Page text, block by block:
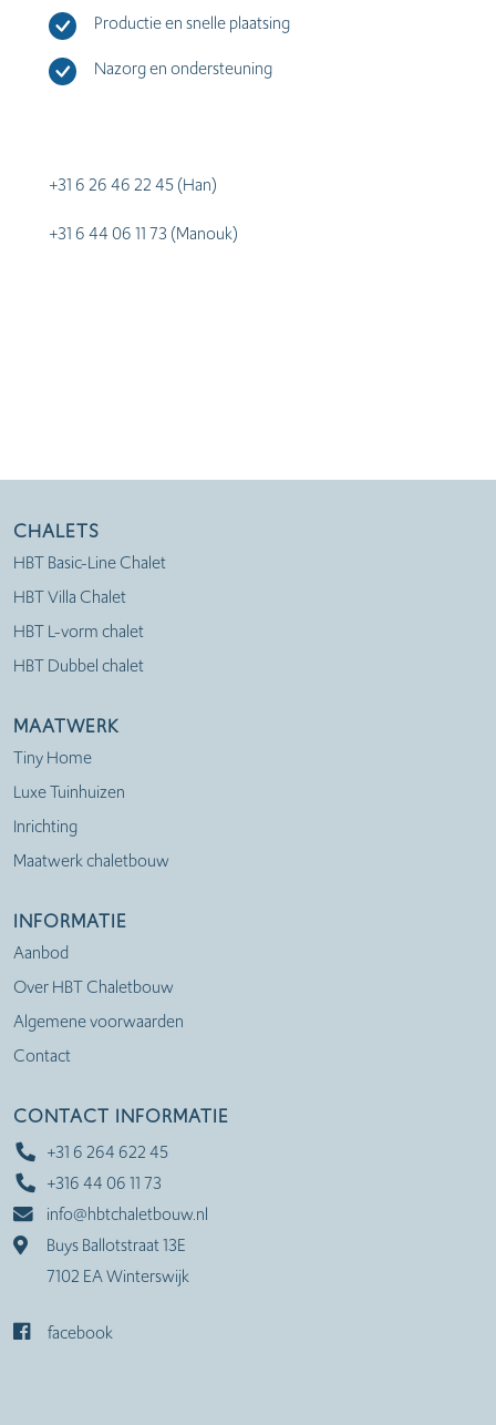
Productie en snelle plaatsing
Nazorg en ondersteuning
+31 6 26 46 22 45 (Han)
+31 6 44 06 11 73 (Manouk)
CHALETS
HBT Basic-Line Chalet
HBT Villa Chalet
HBT L-vorm chalet
HBT Dubbel chalet
MAATWERK
Tiny Home
Luxe Tuinhuizen
Inrichting
Maatwerk chaletbouw
INFORMATIE
Aanbod
Over HBT Chaletbouw
Algemene voorwaarden
Contact
CONTACT INFORMATIE
+31 6 264 622 45
+316 44 06 11 73
info@hbtchaletbouw.nl
Buys Ballotstraat 13E
7102 EA Winterswijk
facebook